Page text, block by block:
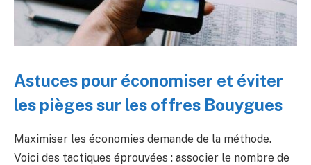
Astuces pour économiser et éviter
les pièges sur les offres Bouygues
Maximiser les économies demande de la méthode.
Voici des tactiques éprouvées : associer le nombre de